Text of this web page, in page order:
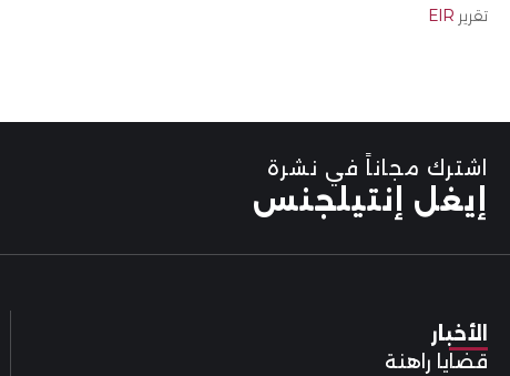
تقرير EIR
اشترك مجاناً في نشرة
إيغل إنتيلجنس
الأخبار
قضايا راهنة